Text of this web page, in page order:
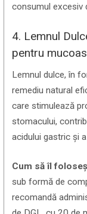
consumul excesiv
4. Lemnul
pentru
Lemnul dulce, în
remediu natural
care stimulează
stomacului,
acidului gastric și
Cum să îl
sub formă de
recomandă